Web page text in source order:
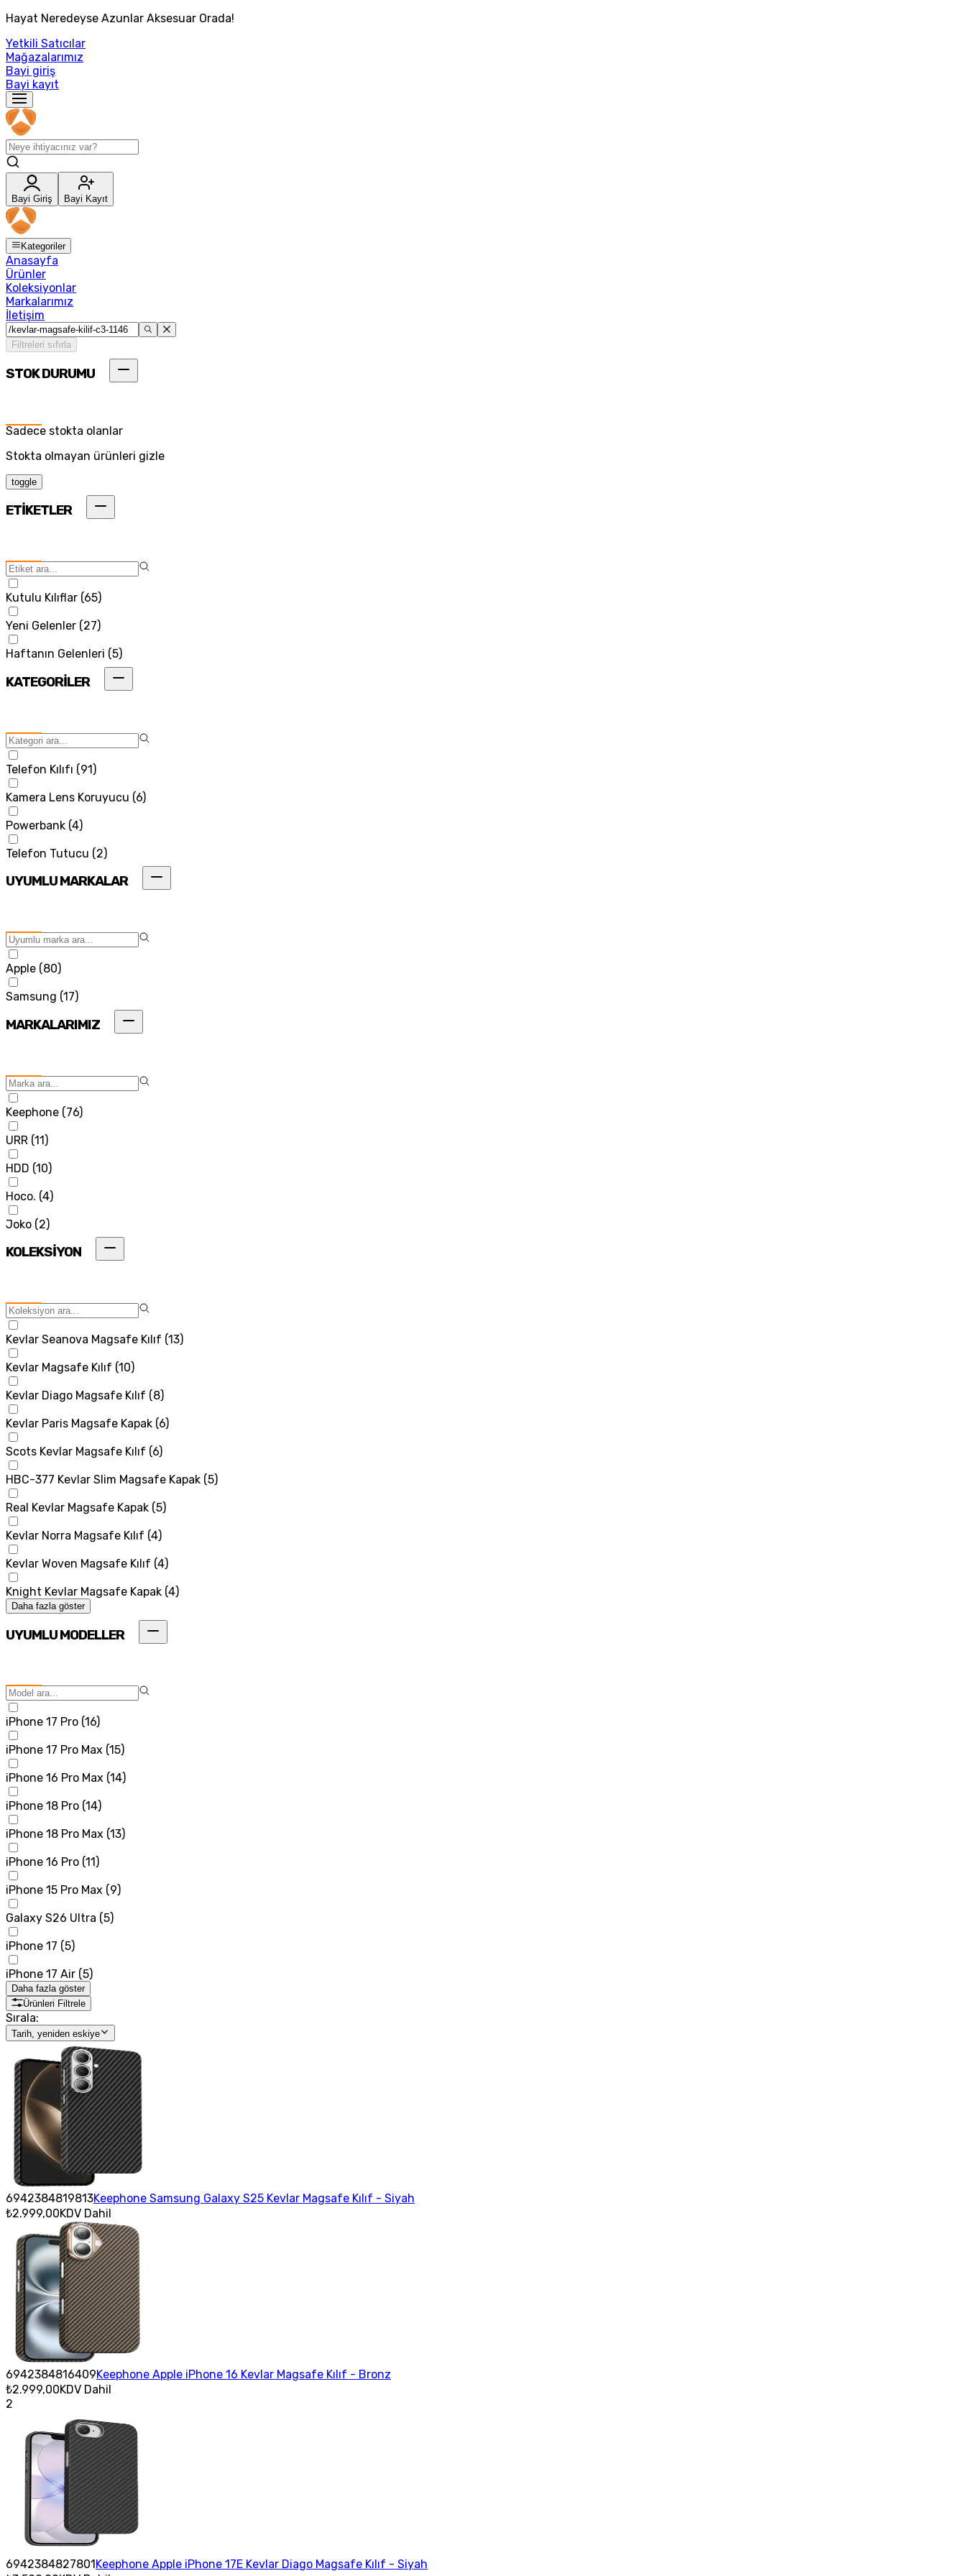
Hayat Neredeyse Azunlar Aksesuar Orada!
Yetkili Satıcılar
Mağazalarımız
Bayi giriş
Bayi kayıt
Bayi Giriş Bayi Kayıt
Kategoriler
Anasayfa
Ürünler
Koleksiyonlar
Markalarımız
İletişim
Filtreleri sıfırla
STOK DURUMU
Sadece stokta olanlar
Stokta olmayan ürünleri gizle
toggle
ETİKETLER
Kutulu Kılıflar (65)
Yeni Gelenler (27)
Haftanın Gelenleri (5)
KATEGORİLER
Telefon Kılıfı (91)
Kamera Lens Koruyucu (6)
Powerbank (4)
Telefon Tutucu (2)
UYUMLU MARKALAR
Apple (80)
Samsung (17)
MARKALARIMIZ
Keephone (76)
URR (11)
HDD (10)
Hoco. (4)
Joko (2)
KOLEKSİYON
Kevlar Seanova Magsafe Kılıf (13)
Kevlar Magsafe Kılıf (10)
Kevlar Diago Magsafe Kılıf (8)
Kevlar Paris Magsafe Kapak (6)
Scots Kevlar Magsafe Kılıf (6)
HBC-377 Kevlar Slim Magsafe Kapak (5)
Real Kevlar Magsafe Kapak (5)
Kevlar Norra Magsafe Kılıf (4)
Kevlar Woven Magsafe Kılıf (4)
Knight Kevlar Magsafe Kapak (4)
Daha fazla göster
UYUMLU MODELLER
iPhone 17 Pro (16)
iPhone 17 Pro Max (15)
iPhone 16 Pro Max (14)
iPhone 18 Pro (14)
iPhone 18 Pro Max (13)
iPhone 16 Pro (11 )
iPhone 15 Pro Max (9)
Galaxy S26 Ultra (5)
iPhone 17 (5)
iPhone 17 Air (5)
Daha fazla göster
Ürünleri Filtrele
Sırala:
Tarih, yeniden eskiye
6942384819813Keephone Samsung Galaxy S25 Kevlar Magsafe Kılıf - Siyah
₺2.999,00KDV Dahil
6942384816409Keephone Apple iPhone 16 Kevlar Magsafe Kılıf - Bronz
₺2.999,00KDV Dahil
2
6942384827801Keephone Apple iPhone 17E Kevlar Diago Magsafe Kılıf - Siyah